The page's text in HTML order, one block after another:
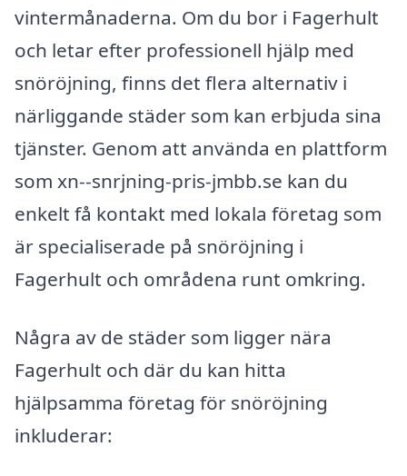
vintermånaderna. Om du bor i Fagerhult
och letar efter professionell hjälp med
snöröjning, finns det flera alternativ i
närliggande städer som kan erbjuda sina
tjänster. Genom att använda en plattform
som xn--snrjning-pris-jmbb.se kan du
enkelt få kontakt med lokala företag som
är specialiserade på snöröjning i
Fagerhult och områdena runt omkring.
Några av de städer som ligger nära
Fagerhult och där du kan hitta
hjälpsamma företag för snöröjning
inkluderar: